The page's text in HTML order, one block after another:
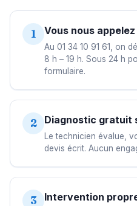
1 Vous nous appelez
Au 01 34 10 91 61, on
8 h – 19 h. Sous 24 h
formulaire.
2 Diagnostic gratuit
Le technicien évalue,
devis écrit. Aucun
3 Intervention